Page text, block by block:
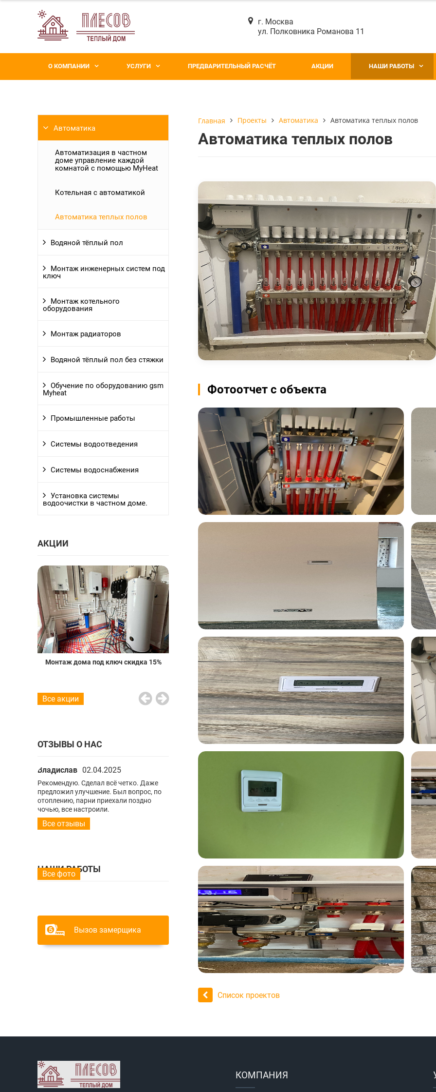
г. Москва
ул. Полковника Романова 11
О КОМПАНИИ УСЛУГИ ПРЕДВАРИТЕЛЬНЫЙ РАСЧЁТ АКЦИИ НАШИ РАБОТЫ
Автоматика
Автоматизация в частном
доме управление каждой
комнатой с помощью MyHeat
Котельная с автоматикой
Автоматика теплых полов
Водяной тёплый пол
Монтаж инженерных систем под
ключ
Монтаж котельного
оборудования
Монтаж радиаторов
Водяной тёплый пол без стяжки
Обучение по оборудованию gsm
Myheat
Промышленные работы
Системы водоотведения
Системы водоснабжения
Установка системы
водоочистки в частном доме.
АКЦИИ
Монтаж дома под ключ скидка 15% Проект водяного пола в подарок
При заказе установки водоочистки
предоставляется скидка 15% на
оборудование.
Все акции
ОТЗЫВЫ О НАС
Владислав 02.04.2025
Рекомендую. Сделал всё четко. Даже
предложил улучшение. Был вопрос, по
отоплению, парни приехали поздно
ночью, все настроили.
02.04.2025
Рекомендую. Сделал всё четко. Даже
предложил улучшение. Был вопрос, по
отоплению, парни приехали поздно
ночью, все настроили.
Рекомендую. Сделал всё четко. Даже
предложил улучшение. Был вопрос, по
отоплению, парни приехали поздно
Все отзывы
НАШИ РАБОТЫ
Все фото
Вызов замерщика
Главная Проекты Автоматика Автоматика теплых полов
Автоматика теплых полов
Фотоотчет с объекта
Список проектов
КОМПАНИЯ